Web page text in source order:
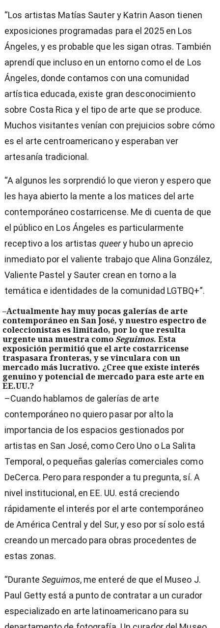
“Los artistas Matías Sauter y Katrin Aason tienen
exposiciones programadas para el 2025 en Los
Ángeles, y es probable que les sigan otras. También
aprendí que incluso en un entorno como el de Los
Ángeles, donde contamos con una comunidad
artística educada, existe gran desconocimiento
sobre Costa Rica y el tipo de arte que se produce.
Muchos visitantes venían con prejuicios sobre cómo
es el arte centroamericano y esperaban ver
artesanía tradicional.
“A algunos les sorprendió lo que vieron y espero que
les haya abierto la mente a los matices del arte
contemporáneo costarricense. Me di cuenta de que
el público en Los Ángeles es particularmente
receptivo a los artistas queery hubo un aprecio
inmediato por el valiente trabajo que Alina González,
Valiente Pastel y Sauter crean en torno a la
temática e identidades de la comunidad LGTBQ+”.
–Actualmente hay muy pocas galerías de arte
contemporáneo en San José, y nuestro espectro de
coleccionistas es limitado, por lo que resulta
urgente una muestra como Seguimos. Esta
exposición permitió que el arte costarricense
traspasara fronteras, y se vinculara con un
mercado más lucrativo. ¿Cree que existe interés
genuino y potencial de mercado para este arte en
EE.UU.?
–Cuando hablamos de galerías de arte
contemporáneo no quiero pasar por alto la
importancia de los espacios gestionados por
artistas en San José, como Cero Uno o La Salita
Temporal, o pequeñas galerías comerciales como
DeCerca. Pero para responder a tu pregunta, sí. A
nivel institucional, en EE. UU. está creciendo
rápidamente el interés por el arte contemporáneo
de América Central y del Sur, y eso por sí solo está
creando un mercado para obras procedentes de
estas zonas.
“Durante Seguimos, me enteré de que el Museo J.
Paul Getty está a punto de contratar a un curador
especializado en arte latinoamericano para su